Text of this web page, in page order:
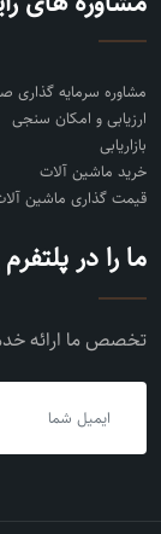
مشاوره سرمایه گذاری
ارزیابی و امکان سنجی
بازاریابی
خرید ماشین آلات
قیمت گذاری ماشین
ما را در پلتفرم
تخصص ما ارائه